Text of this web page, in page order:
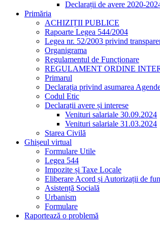
Declarații de avere 2020-
Primăria
ACHIZIȚII PUBLICE
Rapoarte Legea 544/2004
Legea nr. 52/2003 privind
Organigrama
Regulamentul de Funcționare
REGULAMENT ORDINE
Primarul
Declarația privind asumarea
Codul Etic
Declarații avere și interese
Venituri salariale 30.09.2024
Venituri salariale 31.03.2024
Starea Civilă
Ghișeul virtual
Formulare Utile
Legea 544
Impozite și Taxe Locale
Eliberare Acord și Autorizații de
Asistență Socială
Urbanism
Formulare
Raportează o problemă